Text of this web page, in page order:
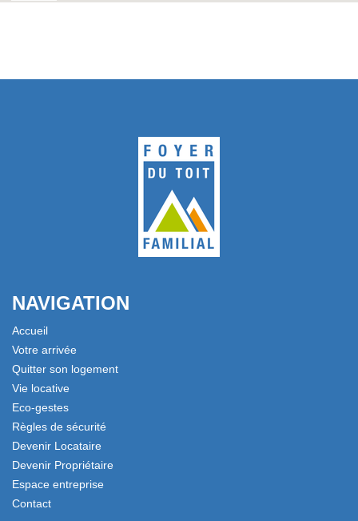
NAVIGATION
Accueil
Votre arrivée
Quitter son logement
Vie locative
Eco-gestes
Règles de sécurité
Devenir Locataire
Devenir Propriétaire
Espace entreprise
Contact